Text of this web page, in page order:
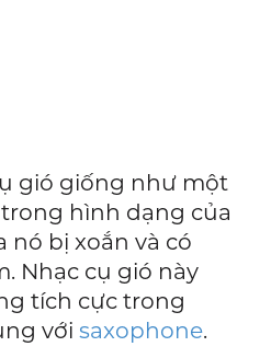
gió giống như một
hình dạng của
nó bị xoắn và có
Nhạc cụ gió này
tích cực trong
vớisaxophone.